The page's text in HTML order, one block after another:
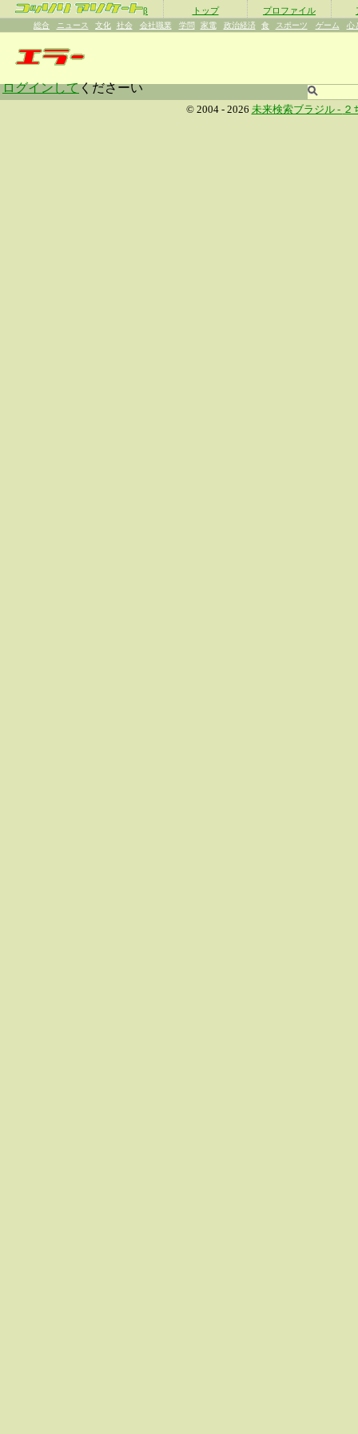
β トップ プロファイル
総合 ニュース 文化 社会 会社職業 学問 家電 政治経済 食 スポーツ ゲーム 心
ログインしてくださーい
© 2004 - 2026 未来検索ブラジル - ２